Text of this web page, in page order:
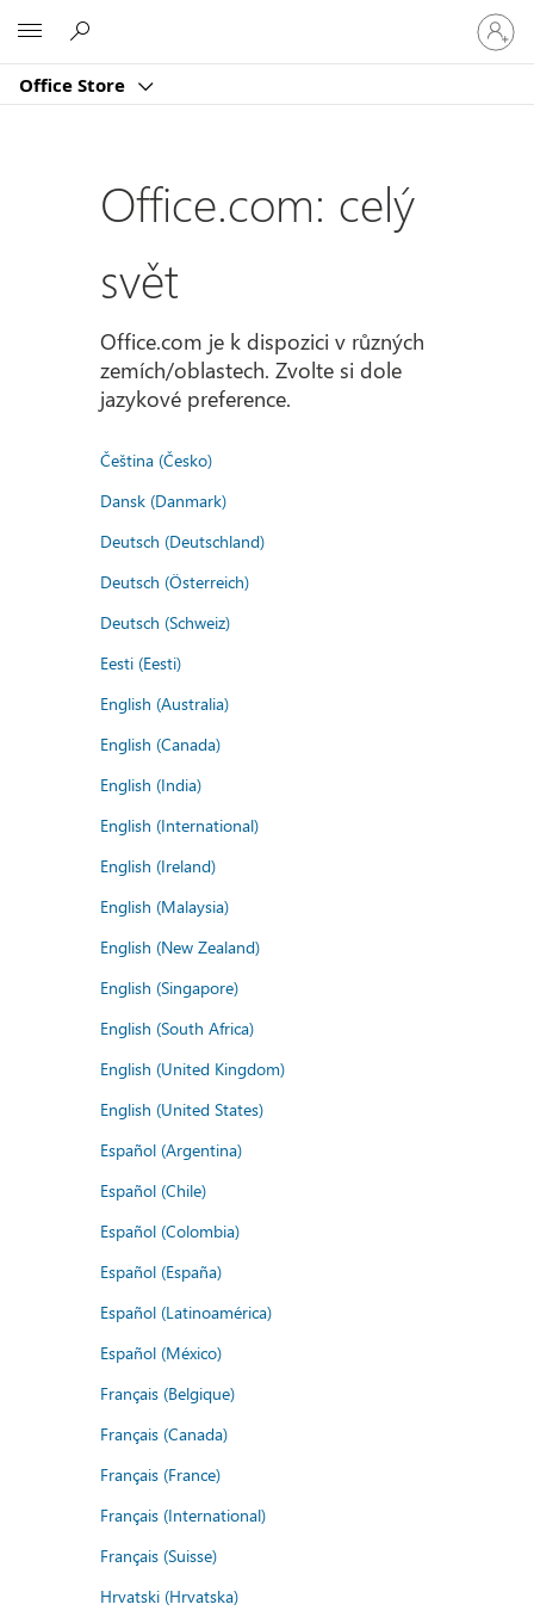
Office Store
se
ke
účtu
Office.com: celý
svět
Office.com je k dispozici v různých
zemích/oblastech. Zvolte si dole
jazykové preference.
Čeština (Česko)
Dansk (Danmark)
Deutsch (Deutschland)
Deutsch (Österreich)
Deutsch (Schweiz)
Eesti (Eesti)
English (Australia)
English (Canada)
English (India)
English (International)
English (Ireland)
English (Malaysia)
English (New Zealand)
English (Singapore)
English (South Africa)
English (United Kingdom)
English (United States)
Español (Argentina)
Español (Chile)
Español (Colombia)
Español (España)
Español (Latinoamérica)
Español (México)
Français (Belgique)
Français (Canada)
Français (France)
Français (International)
Français (Suisse)
Hrvatski (Hrvatska)